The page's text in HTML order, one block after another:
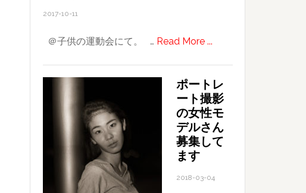
2017-10-11
＠子供の運動会にて。 … Read More ...
け
た
世
界
ポートレ
ート撮影
の女性モ
デルさん
募集して
ます
2018-03-04